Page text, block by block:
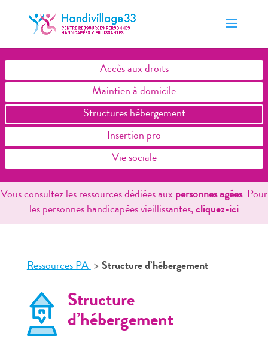
Accès aux droits
Maintien à domicile
Structures hébergement
Insertion pro
Vie sociale
Vous consultez les ressources dédiées aux personnes agées. Pour
les personnes handicapées vieillissantes, cliquez-ici
Ressources PA Structure d’hébergement
Structure
d’hébergement